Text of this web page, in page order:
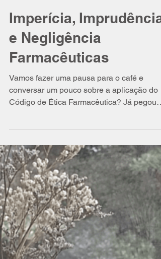
Isabel Schittini
5 min de leitura
Imperícia, Imprudência
e Negligência
Farmacêuticas
Vamos fazer uma pausa para o café e
conversar um pouco sobre a aplicação do
Código de Ética Farmacêutica? Já pegou
seu café? ☕ “Praticar...